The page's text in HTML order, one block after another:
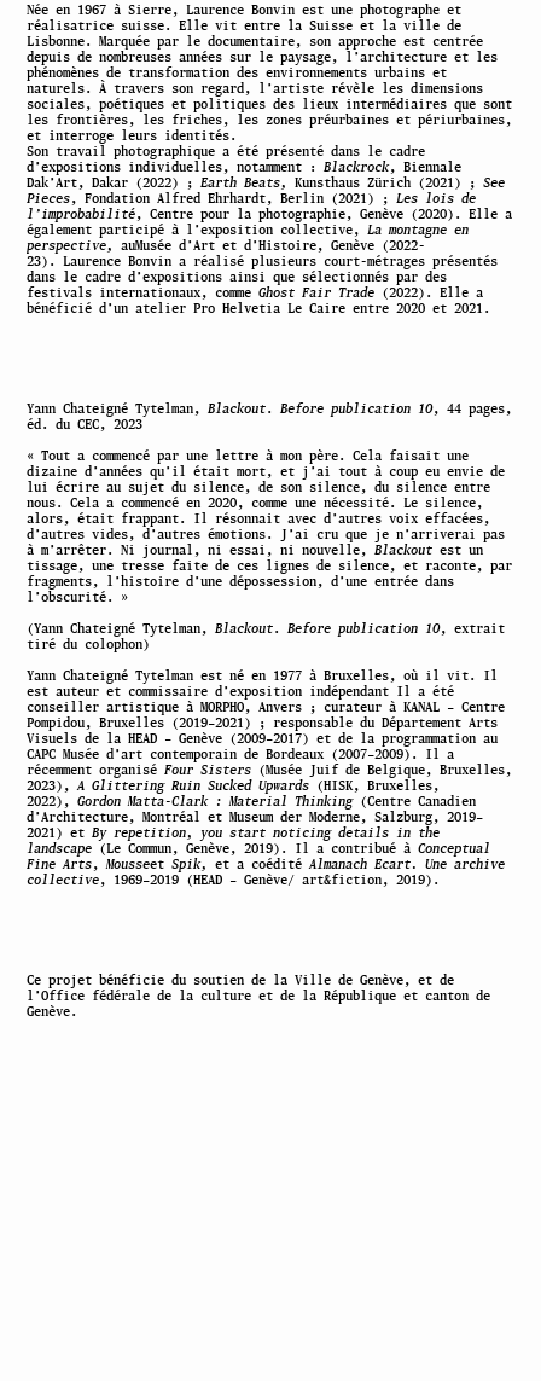
Née en 1967 à Sierre, Laurence Bonvin est une photographe et
réalisatrice suisse. Elle vit entre la Suisse et la ville de
Lisbonne. Marquée par le documentaire, son approche est centrée
depuis de nombreuses années sur le paysage, l’architecture et les
phénomènes de transformation des environnements urbains et
naturels. À travers son regard, l’artiste révèle les dimensions
sociales, poétiques et politiques des lieux intermédiaires que sont
les frontières, les friches, les zones préurbaines et périurbaines,
et interroge leurs identités.
Son travail photographique a été présenté dans le cadre
d’expositions individuelles, notamment :Blackrock, Biennale
Dak’Art, Dakar (2022) ;Earth Beats,Kunsthaus Zürich (2021) ;See
Pieces, Fondation Alfred Ehrhardt, Berlin (2021) ; Les lois de
l’improbabilité, Centre pour la photographie, Genève (2020). Elle a
également participé à l’exposition collective, La montagne en
perspective,
auMusée d’Art et d’Histoire, Genève (2022-
23). Laurence Bonvin a réalisé plusieurs court-métrages présentés
dans le cadre d’expositions ainsi que sélectionnés par des
festivals internationaux, comme Ghost Fair Trade (2022). Elle a
bénéficié d’un atelier Pro Helvetia Le Caire entre 2020 et 2021.
Yann Chateigné Tytelman,Blackout.Before publication 10, 44 pages,
éd. du CEC, 2023
« Tout a commencé par une lettre à mon père. Cela faisait une
dizaine d’années qu’il était mort, et j’ai tout à coup eu envie de
lui écrire au sujet du silence, de son silence, du silence entre
nous. Cela a commencé en 2020, comme une nécessité. Le silence,
alors, était frappant. Il résonnait avec d’autres voix effacées,
d’autres vides, d’autres émotions. J’ai cru que je n’arriverai pas
à m’arrêter. Ni journal, ni essai, ni nouvelle,Blackoutest un
tissage, une tresse faite de ces lignes de silence, et raconte, par
fragments, l’histoire d’une dépossession, d’une entrée dans
l’obscurité. »
(Yann Chateigné Tytelman,Blackout.Before publication 10, extrait
tiré du colophon)
Yann Chateigné Tytelman est né en 1977 à Bruxelles, où il vit. Il
est auteur et commissaire d’exposition indépendant Il a été
conseiller artistique à MORPHO, Anvers ; curateur à KANAL – Centre
Pompidou, Bruxelles (2019–2021) ; responsable du Département Arts
Visuels de la HEAD – Genève (2009–2017) et de la programmation au
CAPC Musée d’art contemporain de Bordeaux (2007–2009). Il a
récemment organiséFour Sisters (Musée Juif de Belgique, Bruxelles,
2023),A Glittering Ruin Sucked Upwards (HISK, Bruxelles,
2022),Gordon Matta-Clark : Material Thinking(Centre Canadien
d’Architecture, Montréal et Museum der Moderne, Salzburg, 2019–
2021) etBy repetition, you start noticing details in the
landscape (Le Commun, Genève, 2019). Il a contribué àConceptual
Fine Arts,MousseetSpik,et a coéditéAlmanach Ecart. Une archive
collective, 1969–2019 (HEAD – Genève/ art&fiction, 2019).
Ce projet bénéficie du soutien de la Ville de Genève, et de
l’Office fédérale de la culture et de la République et canton de
Genève.